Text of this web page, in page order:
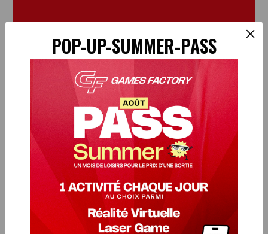
×
POP-UP-SUMMER-PASS